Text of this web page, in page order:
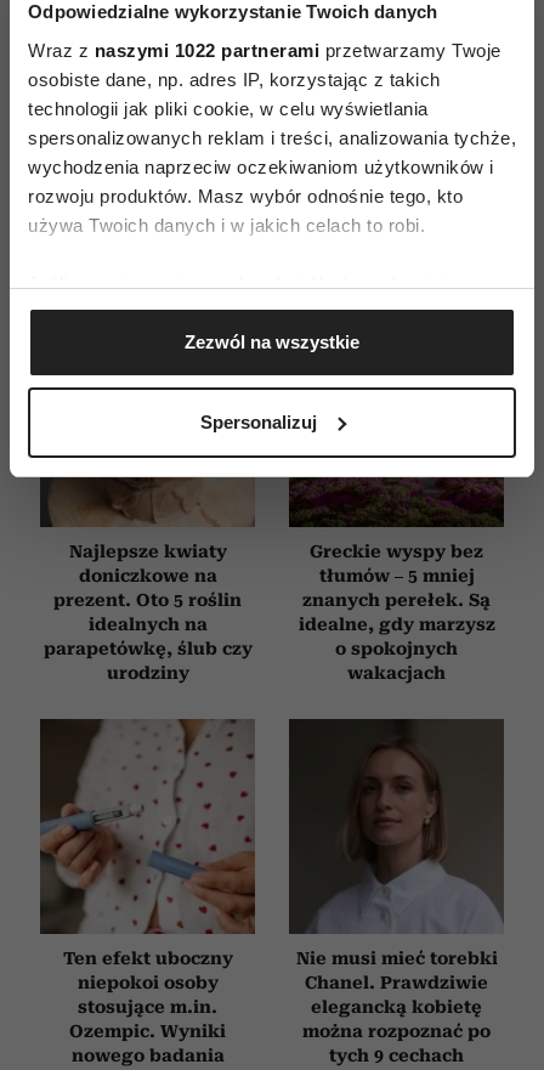
Odpowiedzialne wykorzystanie Twoich danych
Wraz z naszymi 1022 partnerami przetwarzamy Twoje
osobiste dane, np. adres IP, korzystając z takich
technologii jak pliki cookie, w celu wyświetlania
spersonalizowanych reklam i treści, analizowania tychże,
wychodzenia naprzeciw oczekiwaniom użytkowników i
rozwoju produktów. Masz wybór odnośnie tego, kto
używa Twoich danych i w jakich celach to robi.
Jeśli wyrazisz na to zgodę, chcielibyśmy również:
Gromadzić dane dotyczące Twojej lokalizacji
geograficznej z dokładnością nawet do kilku metrów
Identyfikować Twoje urządzenie, aktywnie
(fingerprinting, czyli wirtualny odcisk palca)
dane są przetwarzane oraz ustaw własne preferencje w
sekcji szczegółów. W Deklaracji plików cookie możesz
zmienić lub wycofać swoją zgodę w dowolnej chwili.
Wykorzystujemy pliki cookie do spersonalizowania treści
i reklam, aby oferować funkcje społecznościowe i
analizować ruch w naszej witrynie. Informacje o tym, jak
społecznościowym, reklamowym i analitycznym.
Partnerzy mogą połączyć te informacje z innymi danymi
otrzymanymi od Ciebie lub uzyskanymi podczas
korzystania z ich usług.
Zezwól na wszystkie
Spersonalizuj
ZAMÓW
WYDANIE DRUKOWANE
E-WYDANIE
Najlepsze kwiaty
doniczkowe na
prezent. Oto 5 roślin
idealnych na
parapetówkę, ślub czy
urodziny
Greckie wyspy bez
tłumów – 5 mniej
znanych perełek. Są
idealne, gdy marzysz
o spokojnych
wakacjach
Ten efekt uboczny
niepokoi osoby
stosujące m.in.
Ozempic. Wyniki
nowego badania
Nie musi mieć torebki
Chanel. Prawdziwie
elegancką kobietę
można rozpoznać po
tych 9 cechach